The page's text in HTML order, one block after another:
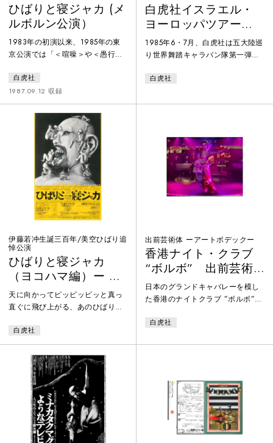
ひばりと寝ジャカ (メ
ルボルン公演）
1983年の初演以来、1985年の東
京公演では「＜喧噪＞や＜愚行＞
台芸術活性化への貢献」によって
第17回舞踊批評家協会賞を受賞
し、欧州ツアーでも熱狂的に迎え
られた白虎社の代表作「ひばりと
寝ジャカ」のオーストラリア初
白虎社
1987.09.12 収録
白虎社イスラエル・
ヨーロッパツアード
キュメント
1985年6・7月、白虎社は五大陸巡
り世界舞踏キャラバン隊第一弾と
エル・ヨーロッパツアーに出た。
イタリア、ベルギー、フランスと
した。本映像はそのツアー記録。
公演映像の一部の他、リハーサル
や楽屋の風景、各地の街に繰り出
して計36カ所で行った路上デモン
ストレーションの様子
白虎社
伊藤若冲生誕三百年/美空ひばり追
悼公演
ひばりと寝ジャカ
（ヨコハマ編）ー 男
は寝床、女はおしゃ
れ
天に向かってピッピッピッと真っ
直ぐに飛び上がる、あのひばりと
笑んでいる寝ジャカとが、十字架
のようにクロスして登場する。
（中略）世界を測る測定器として
の肉体の視点がテーマである（チ
ラシより）1983年の初演以来、
1985年の欧州ツアーでも熱狂的に
迎えられた「ひばりと寝ジャカ」
のヨコハマ・ニューバージョン。
白虎社
出前芸術体 ーアートボデックー
香港ナイト・クラブ
“ボルボ” 出前芸術
体
日本のグランドキャバレーを模し
た香港のナイトクラブ ”ボルボ”
体」による「ミラクルレポート」
が公演活動と並行して行っていた
ートやCM出演まで場を選ばず、
「舞踏」のイメージにとらわれな
い「よりスリリングな見世物（パ
フォーミングアーツ）」を目指し
て、「からだ」と「芸術」を出前
白虎社